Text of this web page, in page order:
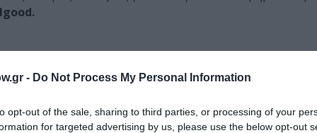
- Do Not Process My Personal Information
opt-out of the sale, sharing to third parties, or processing of your
for targeted advertising by us, please use the below opt-out
γραφείο The Birthdays Design
που παρουσιάζει
ταυτότητα του 24ου Φεστιβάλ Γαλλόφωνου Κινηματογράφου
χαρακτηριστικό της διαδικασίας δημιουργίας των
και συγκεκριμένα πρόκειται για την λειτουργία